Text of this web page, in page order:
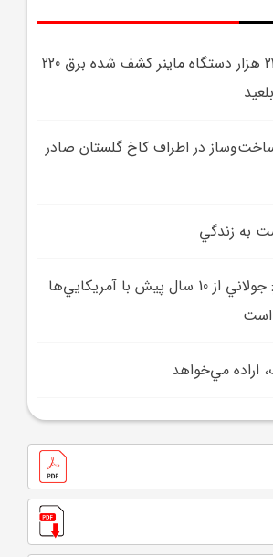
شرکت توانير:22 هزار دستگاه ماينر کشف شده برق 220
در اطراف کاخ گلستان صادر
به زندگي
نيويورک تايمز: جولاني از 10 سال پيش با آمريکايي‌ها
است
مي‌خواهد